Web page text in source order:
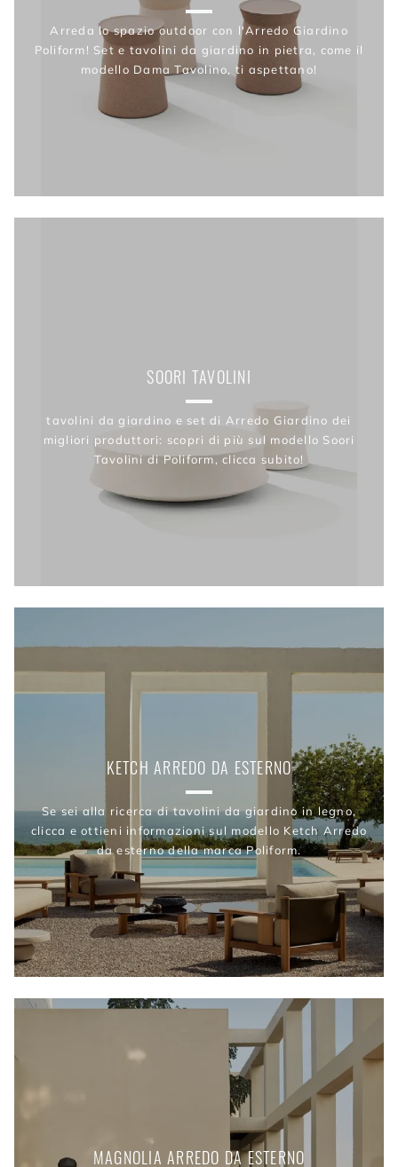
Arreda lo spazio outdoor con l'Arredo Giardino
Poliform! Set e tavolini da giardino in pietra, come il
modello Dama Tavolino, ti aspettano!
SOORI TAVOLINI
tavolini da giardino e set di Arredo Giardino dei
migliori produttori: scopri di più sul modello Soori
Tavolini di Poliform, clicca subito!
KETCH ARREDO DA ESTERNO
Se sei alla ricerca di tavolini da giardino in legno,
clicca e ottieni informazioni sul modello Ketch Arredo
da esterno della marca Poliform.
MAGNOLIA ARREDO DA ESTERNO